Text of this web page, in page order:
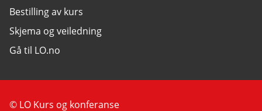
Bestilling av kurs
Skjema og veiledning
Gå til LO.no
© LO Kurs og konferanse